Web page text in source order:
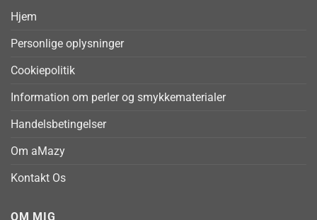
Hjem
Personlige oplysninger
Cookiepolitik
Information om perler og smykkematerialer
Handelsbetingelser
Om aMazy
Kontakt Os
OM MIG